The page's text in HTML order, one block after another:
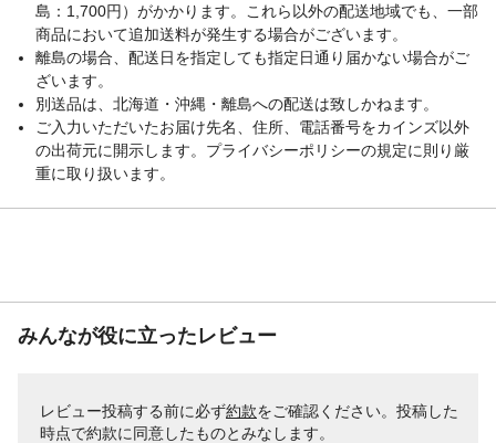
島：1,700円）がかかります。これら以外の配送地域でも、一部
商品において追加送料が発生する場合がございます。
離島の場合、配送日を指定しても指定日通り届かない場合がご
ざいます。
別送品は、北海道・沖縄・離島への配送は致しかねます。
ご入力いただいたお届け先名、住所、電話番号をカインズ以外
の出荷元に開示します。プライバシーポリシーの規定に則り厳
重に取り扱います。
みんなが役に立ったレビュー
レビュー投稿する前に必ず約款をご確認ください。投稿した
時点で約款に同意したものとみなします。